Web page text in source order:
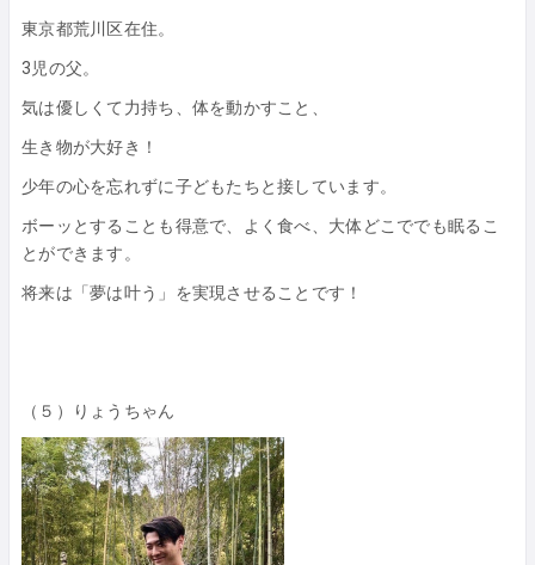
東京都荒川区在住。
3児の父。
気は優しくて力持ち、体を動かすこと、
生き物が大好き！
少年の心を忘れずに子どもたちと接しています。
ボーッとすることも得意で、よく食べ、大体どこででも眠るこ
とができます。
将来は「夢は叶う」を実現させることです！
（５）りょうちゃん